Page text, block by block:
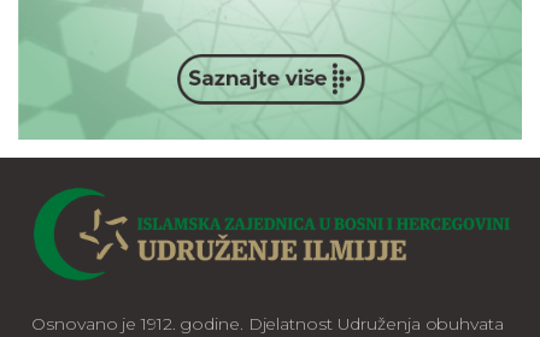
Osnovano je 1912. godine. Djelatnost Udruženja obuhvata